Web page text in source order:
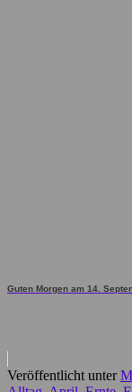
Guten Morgen am 14.
Veröffentlicht unter